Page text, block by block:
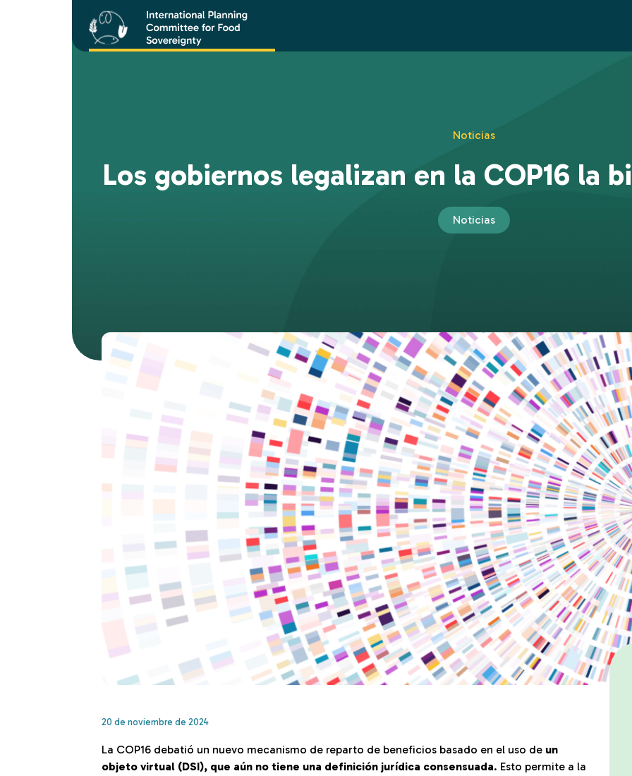
Noticias
Los gobiernos legalizan en la COP16 la
Noticias
20 de noviembre de 2024
La COP16 debatió un nuevo mecanismo de reparto de beneficios basado en el uso de un
objeto virtual (DSI), que aún no tiene una definición jurídica consensuada. Esto permite a la